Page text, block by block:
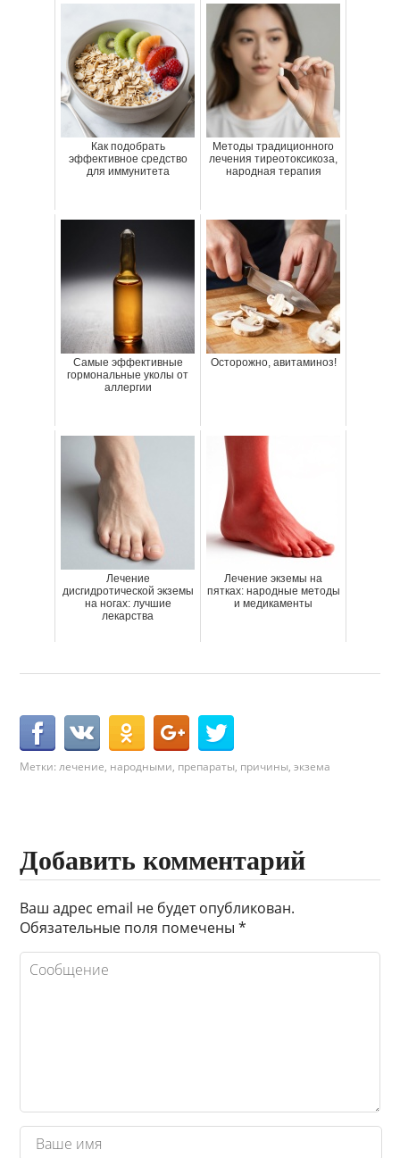
Как подобрать
эффективное средство
для иммунитета
Методы традиционного
лечения тиреотоксикоза,
народная терапия
Самые эффективные
гормональные уколы от
аллергии
Осторожно, авитаминоз!
Лечение
дисгидротической экземы
на ногах: лучшие
лекарства
Лечение экземы на
пятках: народные методы
и медикаменты
Метки:лечение, народными, препараты, причины,экзема
Добавить комментарий
Ваш адрес email не будет опубликован.
Обязательные поля помечены*